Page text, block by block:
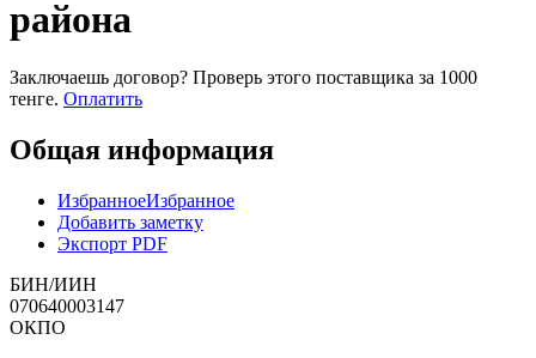
района
Заключаешь договор? Проверь этого поставщика за 1000
тенге. Оплатить
Общая информация
ИзбранноеИзбранное
Добавить заметку
Экспорт PDF
БИН/ИИН
070640003147
ОКПО